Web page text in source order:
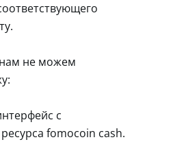
не можем
с
fomocoin cash.